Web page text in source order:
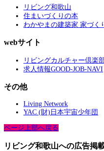
リビング和歌山
住まいづくりの本
わかやまの建築家 家づく
webサイト
リビングカルチャー倶楽
求人情報GOOD-JOB-NAVI
その他
Living Network
YAC (財)日本宇宙少年団
ページ上部へ戻る
リビング和歌山への広告掲